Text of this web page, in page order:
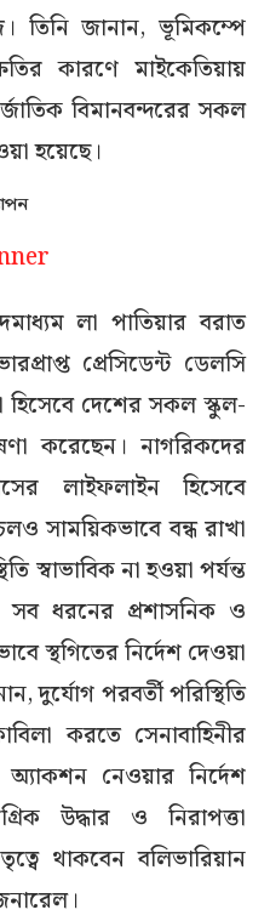
তিনি জানান, ভূমিকম্পে
কারণে মাইকেতিয়ায়
বিমানবন্দরের সকল
হয়েছে।
লা পাতিয়ার বরাত
প্রেসিডেন্ট ডেলসি
হিসেবে দেশের সকল স্কুল-
করেছেন। নাগরিকদের
লাইফলাইন হিসেবে
সাময়িকভাবে বন্ধ রাখা
স্বাভাবিক না হওয়া পর্যন্ত
ধরনের প্রশাসনিক ও
স্থগিতের নির্দেশ দেওয়া
দুর্যোগ পরবর্তী পরিস্থিতি
করতে সেনাবাহিনীর
নেওয়ার নির্দেশ
উদ্ধার ও নিরাপত্তা
থাকবেন বলিভারিয়ান